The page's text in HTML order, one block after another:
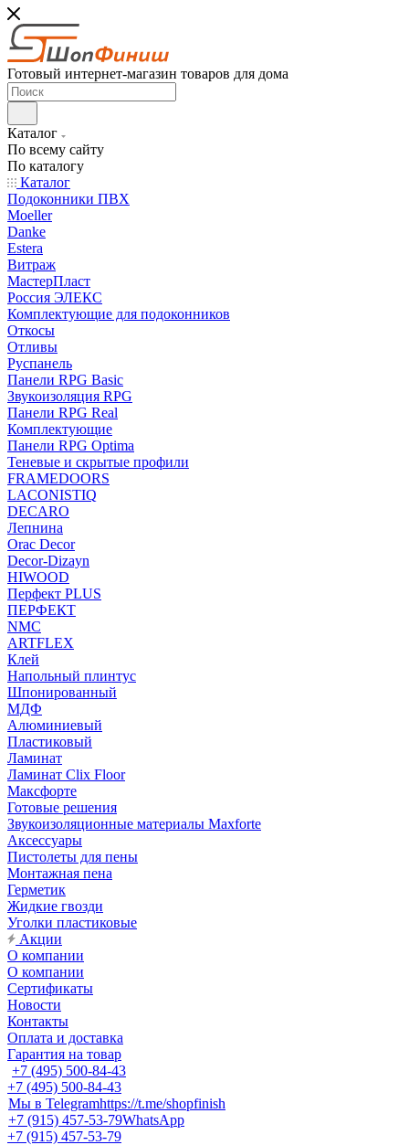
Готовый интернет-магазин товаров для дома
Каталог
По всему сайту
По каталогу
Каталог
Подоконники ПВХ
Moeller
Danke
Estera
Витраж
МастерПласт
Россия ЭЛЕКС
Комплектующие для подоконников
Откосы
Отливы
Руспанель
Панели RPG Basic
Звукоизоляция RPG
Панели RPG Real
Комплектующие
Панели RPG Optima
Теневые и скрытые профили
FRAMEDOORS
LACONISTIQ
DECARO
Лепнина
Orac Decor
Decor-Dizayn
HIWOOD
Перфект PLUS
ПЕРФЕКТ
NMC
ARTFLEX
Клей
Напольный плинтус
Шпонированный
МДФ
Алюминиевый
Пластиковый
Ламинат
Ламинат Clix Floor
Максфорте
Готовые решения
Звукоизоляционные материалы Maxforte
Аксессуары
Пистолеты для пены
Монтажная пена
Герметик
Жидкие гвозди
Уголки пластиковые
Акции
О компании
О компании
Сертификаты
Новости
Контакты
Оплата и доставка
Гарантия на товар
+7 (495) 500-84-43
+7 (495) 500-84-43
Мы в Telegramhttps://t.me/shopfinish
+7 (915) 457-53-79WhatsApp
+7 (915) 457-53-79